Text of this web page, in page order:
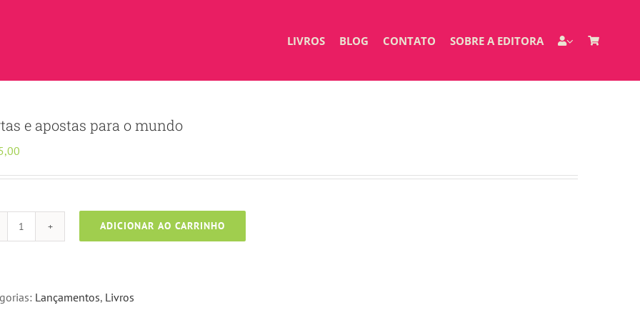
LIVROS BLOG CONTATO SOBRE A EDITORA
e apostas para o mundo
Cartas
para
ADICIONAR AO CARRINHO
Lançamentos, Livros